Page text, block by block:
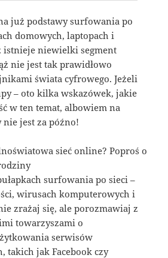
już podstawy surfowania po
domowych, laptopach i
istnieje niewielki segment
nie jest tak prawidłowo
świata cyfrowego. Jeżeli
– oto kilka wskazówek, jakie
w ten temat, albowiem na
jest za późno!
sieć online? Poproś o
surfowania po sieci –
wirusach komputerowych i
zrażaj się, ale porozmawiaj z
towarzyszami o
serwisów
takich jak Facebook czy